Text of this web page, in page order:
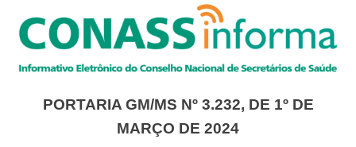
PORTARIA GM/MS Nº 3.232, DE 1º DE
MARÇO DE 2024